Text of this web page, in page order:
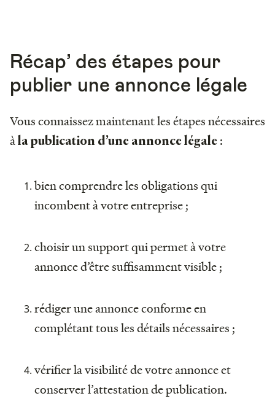
Récap’ des étapes pour
publier une annonce légale
Vous connaissez maintenant les étapes nécessaires
àla publication d’une annonce légale :
bien comprendre les obligations qui
incombent à votre entreprise ;
choisir un support qui permet à votre
annonce d’être suffisamment visible ;
rédiger une annonce conforme en
complétant tous les détails nécessaires ;
vérifier la visibilité de votre annonce et
conserver l’attestation de publication.